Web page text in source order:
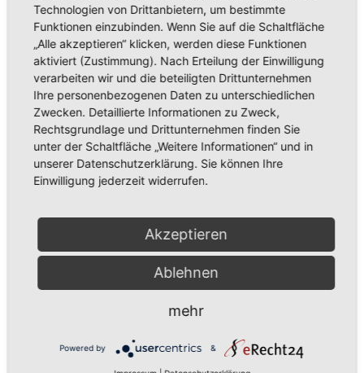
Aus der UmgebungNeues aus Unternehmen
Tie the Day Weddings – Hochzeitsplanung im Sauerland &
Technologien von Drittanbietern, um bestimmte
Funktionen einzubinden. Wenn Sie auf die Schaltfläche
„Alle akzeptieren“ klicken, werden diese Funktionen
aktiviert (Zustimmung). Nach Erteilung der Einwilligung
verarbeiten wir und die beteiligten Drittunternehmen
Ihre personenbezogenen Daten zu unterschiedlichen
Zwecken. Detaillierte Informationen zu Zweck,
Rechtsgrundlage und Drittunternehmen finden Sie
unter der Schaltfläche „Weitere Informationen“ und in
unserer Datenschutzerklärung. Sie können Ihre
Einwilligung jederzeit widerrufen.
Akzeptieren
Ablehnen
mehr
Powered by &